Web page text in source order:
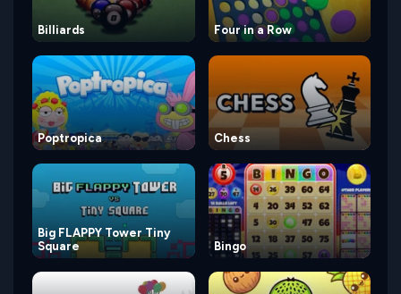
Billiards Four in a Row
Poptropica Chess
Big FLAPPY Tower Tiny
Square
Bingo